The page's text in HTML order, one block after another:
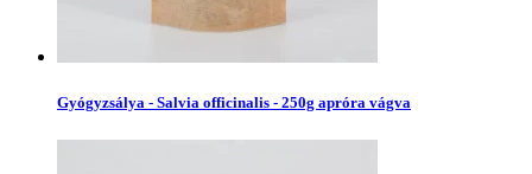
Gyógyzsálya - Salvia officinalis - 250g apróra vágva